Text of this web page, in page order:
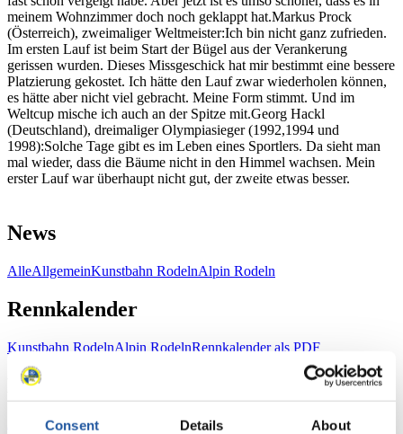
Consent Details About
meinem Wohnzimmer doch noch geklappt hat.Markus Prock
(Österreich), zweimaliger Weltmeister:Ich bin nicht ganz zufrieden.
Im ersten Lauf ist beim Start der Bügel aus der Verankerung
gerissen wurden. Dieses Missgeschick hat mir bestimmt eine bessere
Platzierung gekostet. Ich hätte den Lauf zwar wiederholen können,
es hätte aber nicht viel gebracht. Meine Form stimmt. Und im
Weltcup mische ich auch an der Spitze mit.Georg Hackl
(Deutschland), dreimaliger Olympiasieger (1992,1994 und
1998):Solche Tage gibt es im Leben eines Sportlers. Da sieht man
mal wieder, dass die Bäume nicht in den Himmel wachsen. Mein
erster Lauf war überhaupt nicht gut, der zweite etwas besser.
News
AlleAllgemeinKunstbahn RodelnAlpin Rodeln
Rennkalender
Kunstbahn RodelnAlpin RodelnRennkalender als PDF
Ergebnisse
AktuellGesamtstände Statistiken